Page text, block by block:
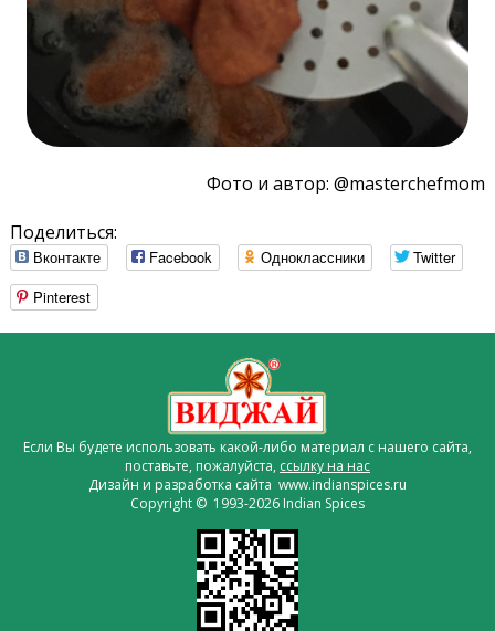
Фото и автор: @masterchefmom
Поделиться:
Вконтакте Facebook Одноклассники
Twitter
Pinterest
Если Вы будете использовать какой-либо материал с нашего сайта,
поставьте, пожалуйста, ссылку на нас
Дизайн и разработка сайта www.indianspices.ru
Copyright © 1993-2026 Indian Spices